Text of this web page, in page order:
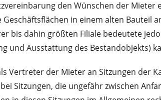
den Wünschen der
in einem alten
bis dahin größten Filiale bedeutete
und Ausstattung des Bestandobjekts)
der Mieter an Sitzungen der
Sitzungen, die ungefähr zwischen